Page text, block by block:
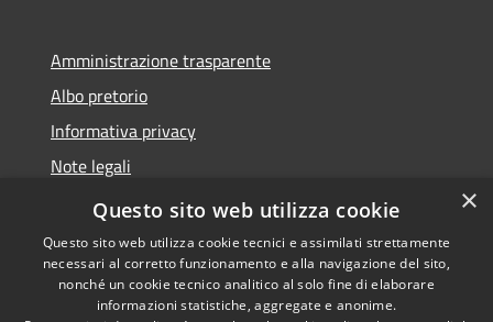
Amministrazione trasparente
Albo pretorio
Informativa privacy
Note legali
Dichiarazione di accessibilità
Copyright © 2026 • Comune di
×
Questo sito web utilizza cookie
Questo sito web utilizza cookie tecnici e assimilati strettamente
necessari al corretto funzionamento e alla navigazione del sito,
nonché un cookie tecnico analitico al solo fine di elaborare
informazioni statistiche, aggregate e anonime.